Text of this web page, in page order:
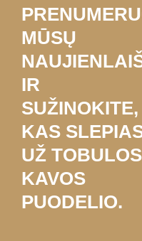
MŪSŲ
IR
SUŽINOKITE,
KAS
UŽ TOBULOS
KAVOS
PUODELIO.